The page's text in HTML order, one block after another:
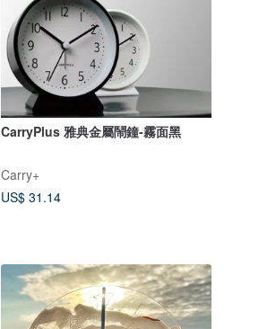
CarryPlus 雅典金屬鬧鐘-霧面黑
Carry+
US$ 31.14